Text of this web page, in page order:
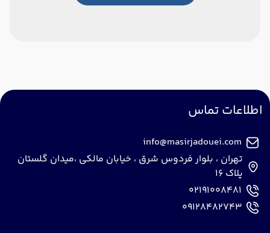
اطلاعات تماس
info@masirjadouei.com
تهران ، بلوار فردوس شرق ، خیابان مالکی ،میدان گلستان
پلاک 16
02191008481
09128482743